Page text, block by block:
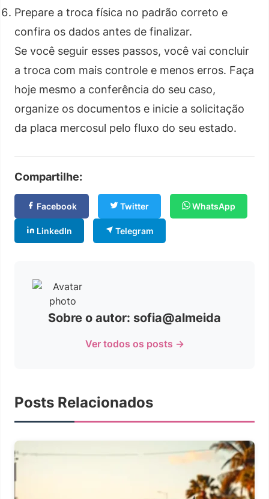
Prepare a troca física no padrão correto e
confira os dados antes de finalizar.
Se você seguir esses passos, você vai concluir
a troca com mais controle e menos erros. Faça
hoje mesmo a conferência do seu caso,
organize os documentos e inicie a solicitação
da placa mercosul pelo fluxo do seu estado.
Compartilhe:
Facebook Twitter WhatsApp
LinkedIn Telegram
Sobre o autor: sofia@almeida
Ver todos os posts →
Posts Relacionados